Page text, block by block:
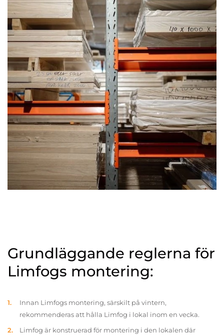
Grundläggande reglerna för
Limfogs montering:
Innan Limfogs montering, särskilt på vintern,
rekommenderas att hålla Limfog i lokal inom en vecka.
Limfog är konstruerad för montering i den lokalen där